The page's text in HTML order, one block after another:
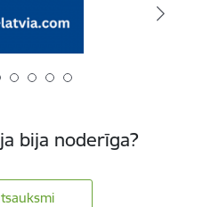
bija noderīga?